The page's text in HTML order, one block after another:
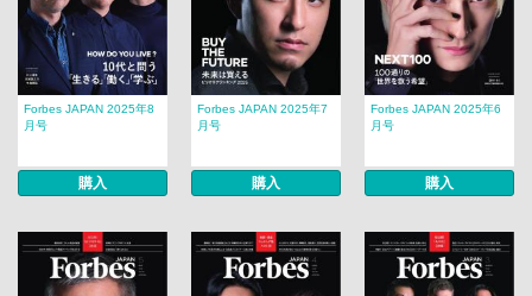
Forbes JAPAN 2025年8
月号
購入
Forbes JAPAN 2025年7
月号
購入
Forbes JAPAN 2025年6
月号
購入